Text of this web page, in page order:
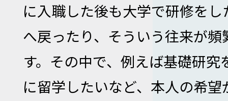
に入職した後も大学で研修を
へ戻ったり、そういう往来が
す。その中で、例えば基礎研
に留学したいなど、本人の希